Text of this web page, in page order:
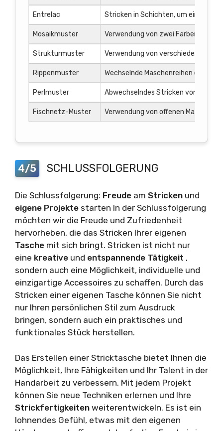
Entrelac Stricken in Schichten, um ein
Mosaikmuster Verwendung von zwei Farben, um
Strukturmuster Verwendung von verschiedenen
Rippenmuster Wechselnde Maschenreihen
Perlmuster Abwechselndes Stricken von
Fischnetz-Muster Verwendung von offenen Maschen,
4/5 SCHLUSSFOLGERUNG
Die Schlussfolgerung: Freude am Stricken und
eigene Projekte starten In der Schlussfolgerung
möchten wir die Freude und Zufriedenheit
hervorheben, die das Stricken Ihrer eigenen
Tasche mit sich bringt. Stricken ist nicht nur
eine kreative und entspannende Tätigkeit ,
sondern auch eine Möglichkeit, individuelle und
einzigartige Accessoires zu schaffen. Durch das
Stricken einer eigenen Tasche können Sie nicht
nur Ihren persönlichen Stil zum Ausdruck
bringen, sondern auch ein praktisches und
funktionales Stück herstellen.
Das Erstellen einer Stricktasche bietet Ihnen die
Möglichkeit, Ihre Fähigkeiten und Ihr Talent in der
Handarbeit zu verbessern. Mit jedem Projekt
können Sie neue Techniken erlernen und Ihre
Strickfertigkeiten weiterentwickeln. Es ist ein
lohnendes Gefühl, etwas mit den eigenen